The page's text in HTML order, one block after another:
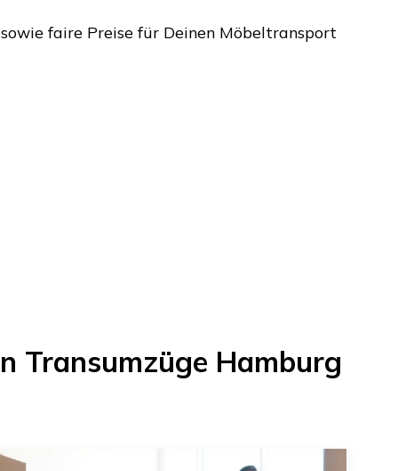
Transumzüge Hamburg